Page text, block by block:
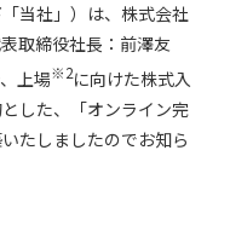
当社」）は、株式会社
取締役社長：前澤友
上場※2に向けた株式入
した、「オンライン完
たしましたのでお知ら